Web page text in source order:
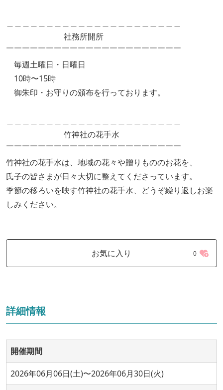
社務所開所
￣￣￣￣￣￣￣￣￣￣￣￣￣￣￣￣￣￣￣￣￣￣
毎週土曜日・日曜日
10時〜15時
御朱印・お守りの頒布を行っております。
竹神社の花手水
￣￣￣￣￣￣￣￣￣￣￣￣￣￣￣￣￣￣￣￣￣￣
竹神社の花手水は、地域の花々や贈りもののお花を、
氏子の皆さまが日々大切に整えてくださっています。
季節の移ろいを映す竹神社の花手水、どうぞ繰り返しお楽
しみください。
お気に入り 0
詳細情報
開催期間
2026年06月06日(土)〜2026年06月30日(火)